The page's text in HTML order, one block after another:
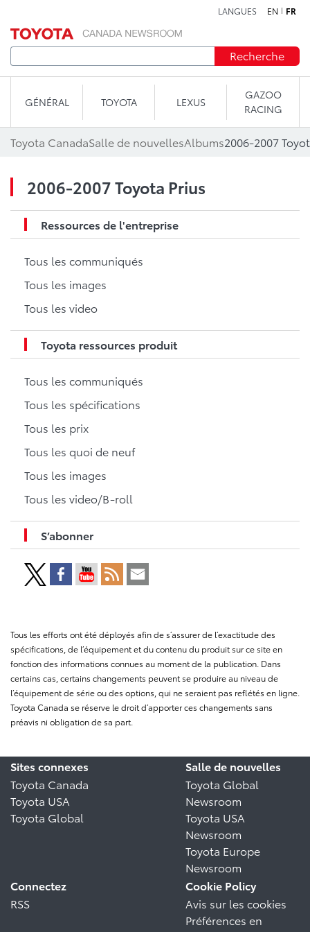
LANGUES EN FR
Recherche
GÉNÉRAL TOYOTA LEXUS
GAZOO
RACING
Toyota CanadaSalle de nouvellesAlbums2006-2007
2006-2007 Toyota Prius
Ressources de l'entreprise
Tous les communiqués
Tous les images
Tous les video
Toyota ressources produit
Tous les communiqués
Tous les spécifications
Tous les prix
Tous les quoi de neuf
Tous les images
Tous les video/B-roll
S’abonner
Tous les efforts ont été déployés afin de s’assurer de l’exactitude des
spécifications, de l’équipement et du contenu du produit sur ce site en
fonction des informations connues au moment de la publication. Dans
certains cas, certains changements peuvent se produire au niveau de
l’équipement de série ou des options, qui ne seraient pas reflétés en ligne.
Toyota Canada se réserve le droit d’apporter ces changements sans
préavis ni obligation de sa part.
Sites connexes
Toyota Canada
Toyota USA
Toyota Global
Salle de nouvelles
Toyota Global
Newsroom
Toyota USA
Newsroom
Toyota Europe
Newsroom
Connectez
RSS
Cookie Policy
Avis sur les cookies
Préférences en